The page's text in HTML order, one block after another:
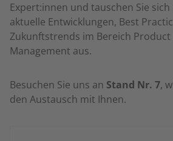
Expert:innen und tauschen Sie
aktuelle Entwicklungen, Best
Zukunftstrends im Bereich Product
Management aus.
Besuchen Sie uns an Stand Nr. 7,
den Austausch mit Ihnen.